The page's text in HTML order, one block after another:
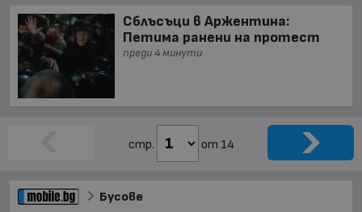
Сблъсъци в Аржентина:
Петима ранени на протест
преди 4 минути
стр. от 14
Бусове